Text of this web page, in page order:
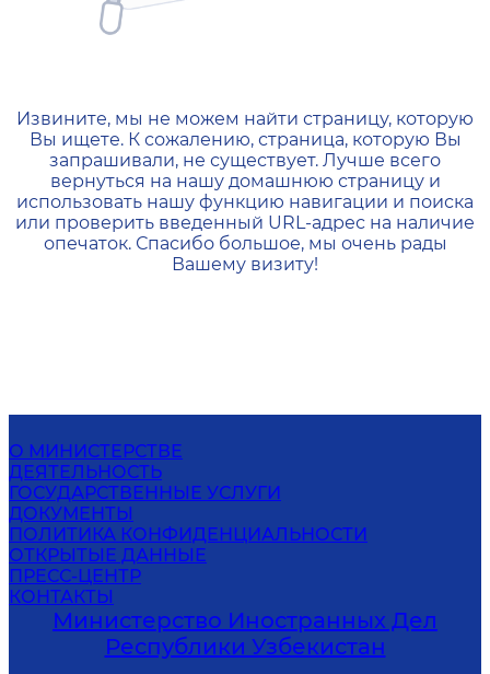
404 — Страница не
Извините, мы не можем найти страницу, которую
Вы ищете. К сожалению, страница, которую Вы
запрашивали, не существует. Лучше всего
вернуться на нашу домашнюю страницу и
использовать нашу функцию навигации и поиска
или проверить введенный URL-адрес на наличие
опечаток. Спасибо большое, мы очень рады
Вашему визиту!
О МИНИСТЕРСТВЕ
ДЕЯТЕЛЬНОСТЬ
ГОСУДАРСТВЕННЫЕ УСЛУГИ
ДОКУМЕНТЫ
ПОЛИТИКА КОНФИДЕНЦИАЛЬНОСТИ
ОТКРЫТЫЕ ДАННЫЕ
ПРЕСС-ЦЕНТР
КОНТАКТЫ
Министерство Иностранных Дел
Республики Узбекистан